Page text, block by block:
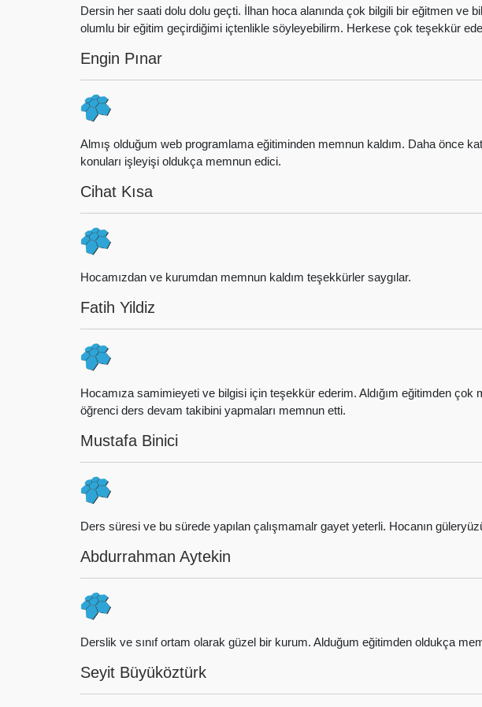
Dersin her saati dolu dolu geçti. İlhan hoca alanında çok bilgili bir eğitmen
olumlu bir eğitim geçirdiğimi içtenlikle söyleyebilirm. Herkese çok teşekkür
Engin Pınar
Almış olduğum web programlama eğitiminden memnun kaldım. Daha önce
konuları işleyişi oldukça memnun edici.
Cihat Kısa
Hocamızdan ve kurumdan memnun kaldım teşekkürler saygılar.
Fatih Yildiz
Hocamıza samimieyeti ve bilgisi için teşekkür ederim. Aldığım eğitimden
öğrenci ders devam takibini yapmaları memnun etti.
Mustafa Binici
Ders süresi ve bu sürede yapılan çalışmamalr gayet yeterli. Hocanın
Abdurrahman Aytekin
Derslik ve sınıf ortam olarak güzel bir kurum. Alduğum eğitimden oldukça
Seyit Büyüköztürk